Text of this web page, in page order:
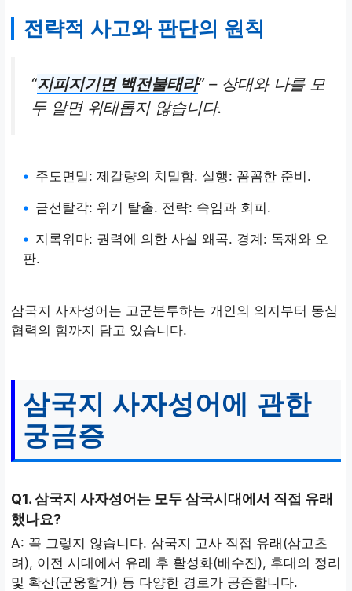
전략적 사고와 판단의 원칙
“지피지기면 백전불태라” – 상대와 나를 모
두 알면 위태롭지 않습니다.
• 주도면밀: 제갈량의 치밀함. 실행: 꼼꼼한 준비.
• 금선탈각: 위기 탈출. 전략: 속임과 회피.
• 지록위마: 권력에 의한 사실 왜곡. 경계: 독재와 오
판.
삼국지 사자성어는 고군분투하는 개인의 의지부터 동심
협력의 힘까지 담고 있습니다.
삼국지 사자성어에 관한
궁금증
Q1. 삼국지 사자성어는 모두 삼국시대에서 직접 유래
했나요?
A: 꼭 그렇지 않습니다. 삼국지 고사 직접 유래(삼고초
려), 이전 시대에서 유래 후 활성화(배수진), 후대의 정리
및 확산(군웅할거) 등 다양한 경로가 공존합니다.